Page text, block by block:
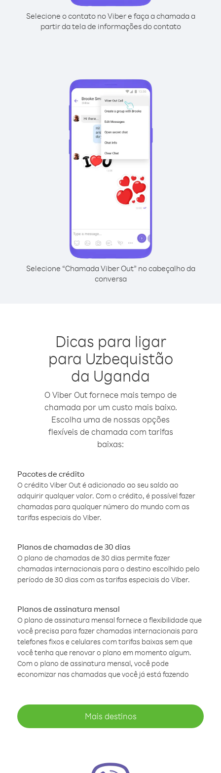
Selecione o contato no Viber e faça a chamada a
partir da tela de informações do contato
Selecione “Chamada Viber Out” no cabeçalho da
conversa
Dicas para ligar
para Uzbequistão
da Uganda
O Viber Out fornece mais tempo de
chamada por um custo mais baixo.
Escolha uma de nossas opções
flexíveis de chamada com tarifas
baixas:
Pacotes de crédito
O crédito Viber Out é adicionado ao seu saldo ao
adquirir qualquer valor. Com o crédito, é possível fazer
chamadas para qualquer número do mundo com as
tarifas especiais do Viber.
Planos de chamadas de 30 dias
O plano de chamadas de 30 dias permite fazer
chamadas internacionais para o destino escolhido pelo
período de 30 dias com as tarifas especiais do Viber.
Planos de assinatura mensal
O plano de assinatura mensal fornece a flexibilidade que
você precisa para fazer chamadas internacionais para
telefones fixos e celulares com tarifas baixas sem que
você tenha que renovar o plano em momento algum.
Com o plano de assinatura mensal, você pode
economizar nas chamadas que você já está fazendo
Mais destinos